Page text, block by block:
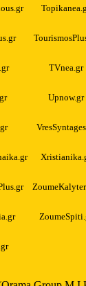
TVnea.gr
Upnow.gr